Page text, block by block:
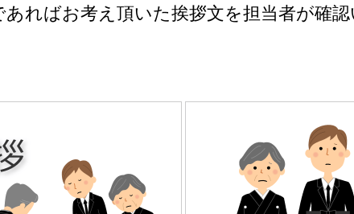
ればお考え頂いた挨拶文を担当者が確